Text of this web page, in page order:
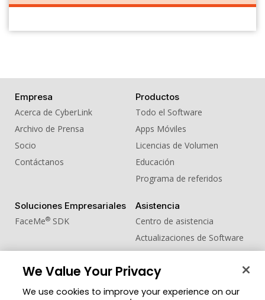
Empresa
Acerca de CyberLink
Archivo de Prensa
Socio
Contáctanos
Productos
Todo el Software
Apps Móviles
Licencias de Volumen
Educación
Programa de referidos
Soluciones Empresariales
FaceMe® SDK
Asistencia
Centro de asistencia
Actualizaciones de Software
Centro de Aprendizaje
Zona de Miembros
Cambiar región
We Value Your Privacy
We use cookies to improve your experience on our